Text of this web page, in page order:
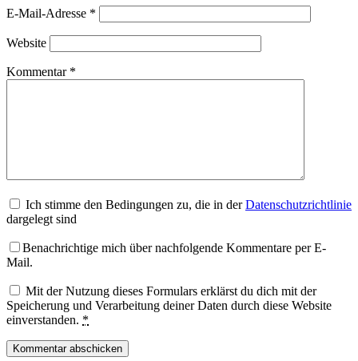
E-Mail-Adresse *
Website
Kommentar *
Ich stimme den Bedingungen zu, die in derDatenschutzrichtlinie
dargelegt sind
Benachrichtige mich über nachfolgende Kommentare per E-
Mail.
Mit der Nutzung dieses Formulars erklärst du dich mit der
Speicherung und Verarbeitung deiner Daten durch diese Website
einverstanden. *